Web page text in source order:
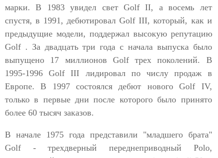
марки. В 1983 увидел свет Golf II, а восемь лет
спустя, в 1991, дебютировал Golf III, который, как и
предыдущие модели, поддержал высокую репутацию
Golf . За двадцать три года с начала выпуска было
выпущено 17 миллионов Golf трех поколений. В
1995-1996 Golf III лидировал по числу продаж в
Европе. В 1997 состоялся дебют нового Golf IV,
только в первые дни после которого было принято
более 60 тысяч заказов.
В начале 1975 года представили "младшего брата"
Golf - трехдверный переднеприводный Polo,